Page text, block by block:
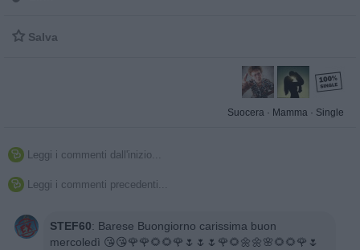
 Salva
Suocera · Mamma · Single
 Leggi i commenti dall'inizio...
 Leggi i commenti precedenti...
STEF60: Barese Buongiorno carissima buon
mercoledì 😘😘🌹🌹🌻🌻🌹🌷🌷🌷🌹🌻🌼🌼🌸🌻🌻🌹🌷